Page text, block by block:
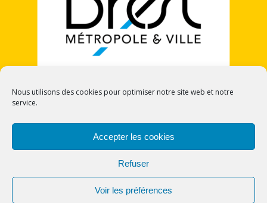
Nous utilisons des cookies pour optimiser notre site web et notre
service.
Accepter les cookies
Refuser
Voir les préférences
POLITIQUE DE COOKIES (UE)
© 2026 CECI - Cercle Europe Citoyennetés et